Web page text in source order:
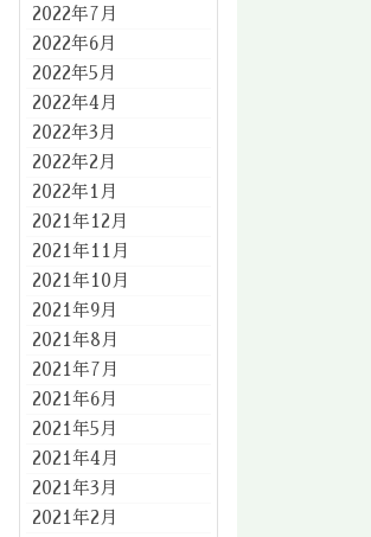
2022年7月
2022年6月
2022年5月
2022年4月
2022年3月
2022年2月
2022年1月
2021年12月
2021年11月
2021年10月
2021年9月
2021年8月
2021年7月
2021年6月
2021年5月
2021年4月
2021年3月
2021年2月